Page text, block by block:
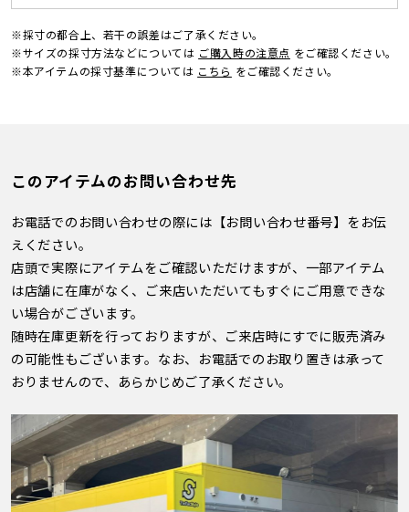
※採寸の都合上、若干の誤差はご了承ください。
※サイズの採寸方法などについては ご購入時の注意点 をご確認ください。
※本アイテムの採寸基準については こちら をご確認ください。
このアイテムのお問い合わせ先
お電話でのお問い合わせの際には【お問い合わせ番号】をお伝
えください。
店頭で実際にアイテムをご確認いただけますが、一部アイテム
は店舗に在庫がなく、ご来店いただいてもすぐにご用意できな
い場合がございます。
随時在庫更新を行っておりますが、ご来店時にすでに販売済み
の可能性もございます。なお、お電話でのお取り置きは承って
おりませんので、あらかじめご了承ください。